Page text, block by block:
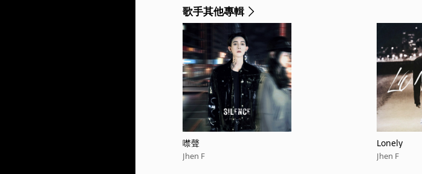
歌手其他專輯
噤聲
Jhen F
Lonely
Jhen F